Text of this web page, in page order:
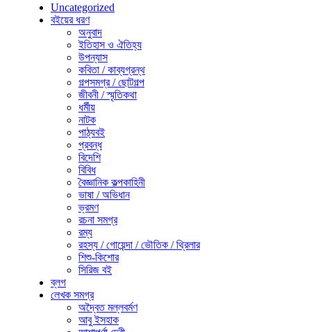
Uncategorized
বইয়ের ধরণ
অনুবাদ
ইতিহাস ও ঐতিহ্য
উপন্যাস
কবিতা / কাব্যগ্রন্থ
গল্পসমগ্র / ছোটগল্প
জীবনী / স্মৃতিকথা
ধর্মীয়
নাটক
পাঠ্যবই
প্রবন্ধ
বিদেশি
বিবিধ
বৈজ্ঞানিক কল্পকাহিনী
ভাষা / অভিধান
ভ্রমণ
রচনা সমগ্র
রম্য
রহস্য / গোয়েন্দা / ভৌতিক / থ্রিলার
শিশু-কিশোর
সিরিজ বই
ব্লগ
লেখক সমগ্র
অদ্বৈত মল্লবর্মণ
আবু ইসহাক